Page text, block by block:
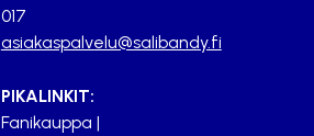
017
asiakaspalvelu@salibandy.fi
PIKALINKIT:
Fanikauppa |